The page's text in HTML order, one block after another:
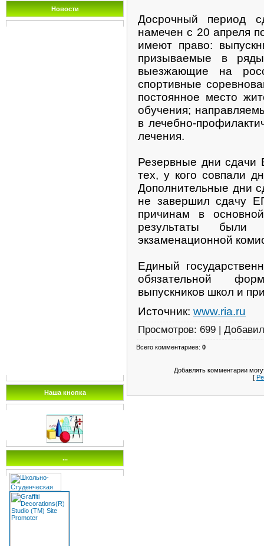
Новости
Наша кнопка
...
Досрочный период
намечен с 20 апреля
имеют право:
призываемые в
выезжающие на
спортивные
постоянное место
обучения;
в лечебно-
лечения.
Резервные дни
тех, у кого совпали
Дополнительные дни
не завершил сдачу
причинам в
результаты были
экзаменационной
Единый
обязательной
выпускников школ и
Источник: www.ria.ru
Просмотров: 699 | Добавил
Всего комментариев: 0
Добавлять комментарии
[